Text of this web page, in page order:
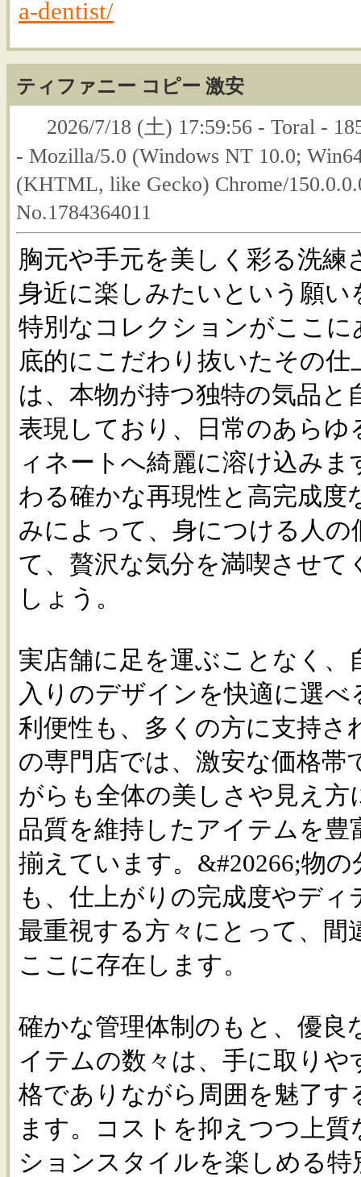
a-dentist/
ティファニー コピー 激安
2026/7/18 (土) 17:59:56 - Toral -
- Mozilla/5.0 (Windows NT 10.0;
(KHTML, like Gecko) Chrome/
No.1784364011
胸元や手元を美しく彩る洗練
身近に楽しみたいという願い
特別なコレクションがここ
底的にこだわり抜いたその仕
は、本物が持つ独特の気品と
表現しており、日常のあらゆ
ィネートへ綺麗に溶け込み
わる確かな再現性と高完成度
みによって、身につける人
て、贅沢な気分を満喫させて
しょう。
実店舗に足を運ぶことなく
入りのデザインを快適に選べ
利便性も、多くの方に支持さ
の専門店では、激安な価格帯
がらも全体の美しさや見え方
品質を維持したアイテムを豊
揃えています。&#20266;物
も、仕上がりの完成度やディ
最重視する方々にとって、間
ここに存在します。
確かな管理体制のもと、優良
イテムの数々は、手に取りや
格でありながら周囲を魅了す
ます。コストを抑えつつ上質
ションスタイルを楽しめる